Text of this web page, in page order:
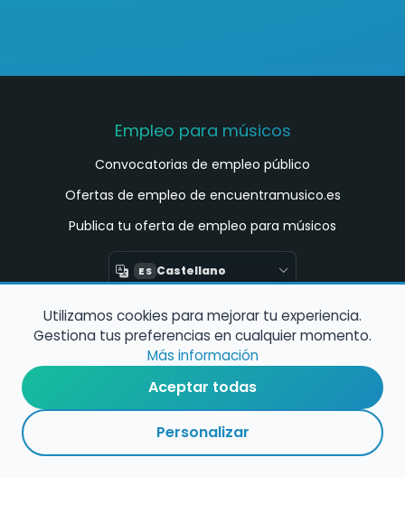
Empleo para músicos
Convocatorias de empleo público
Ofertas de empleo de encuentramusico.es
Publica tu oferta de empleo para músicos
ES Castellano
Encuentra Músico
Buscador de Músicos
Encuentra Pianista Acompañante
Asesoría para músicos y docentes
Utilizamos cookies para mejorar tu experiencia.
Gestiona tus preferencias en cualquier momento.
Más información
Aceptar todas
Personalizar